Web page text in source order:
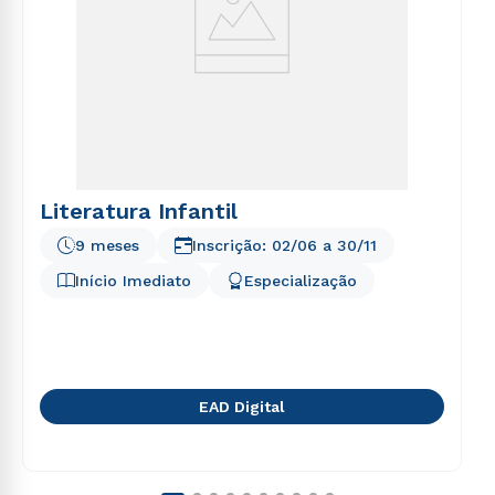
Literatura Infantil
Início Imediato
9 meses
Especialização
Inscrição: 02/06 a 30/11
EAD Digital